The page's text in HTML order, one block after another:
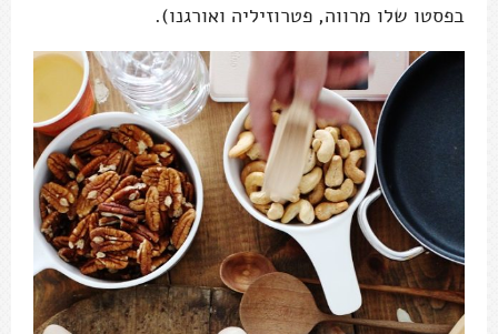
בפסטו שלו מרווה, פטרוזיליה ואורגנו).